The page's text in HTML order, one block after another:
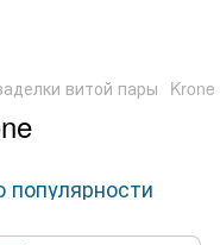
витой пары
популярности